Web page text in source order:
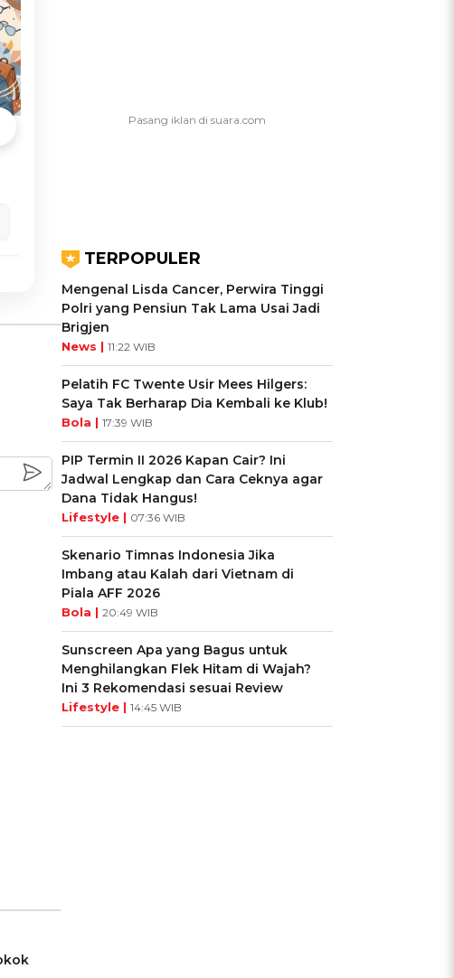
TERPOPULER
Mengenal Lisda Cancer, Perwira Tinggi
Polri yang Pensiun Tak Lama Usai Jadi
Brigjen
News | 11:22 WIB
Pelatih FC Twente Usir Mees Hilgers:
Saya Tak Berharap Dia Kembali ke Klub!
Bola | 17:39 WIB
PIP Termin II 2026 Kapan Cair? Ini
Jadwal Lengkap dan Cara Ceknya agar
Dana Tidak Hangus!
Lifestyle | 07:36 WIB
Skenario Timnas Indonesia Jika
Imbang atau Kalah dari Vietnam di
Piala AFF 2026
Bola | 20:49 WIB
Sunscreen Apa yang Bagus untuk
Menghilangkan Flek Hitam di Wajah?
Ini 3 Rekomendasi sesuai Review
Lifestyle | 14:45 WIB